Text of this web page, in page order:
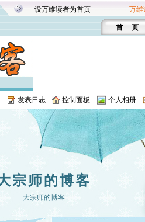
设万维读者为首页 万维
首 页
发表日志 控制面板 个人相册
宗师的博客
大宗师的博客